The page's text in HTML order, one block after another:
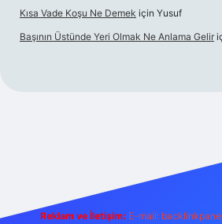
Kısa Vade Koşu Ne Demek için Yusuf
Başının Üstünde Yeri Olmak Ne Anlama Gelir
Reklam ve İletişim: E-mail: